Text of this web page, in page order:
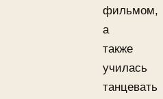
фильмом,
а
также
училась
танцевать